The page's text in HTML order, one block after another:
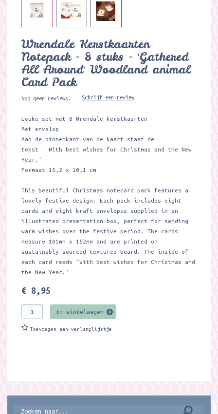
Wrendale Kerstkaarten
Notepack - 8 stuks - 'Gathered
All Around' Woodland animal
Card Pack
Nog geen reviews. Schrijf een review
Leuke set met 8 Wrendale kerstkaarten
Met envelop
Aan de binnenkant van de kaart staat de
tekst 'With best wishes for Christmas and the New
Year.'
Formaat 15,2 x 10,1 cm
This beautiful Christmas notecard pack features a
lovely festive design. Each pack includes eight
cards and eight kraft envelopes supplied in an
illustrated presentation box, perfect for sending
warm wishes over the festive period. The cards
measure 101mm x 152mm and are printed on
sustainably sourced textured board. The inside of
each card reads 'With best wishes for Christmas and
the New Year.'
€ 8,95
In winkelwagen
Toevoegen aan verlanglijstje